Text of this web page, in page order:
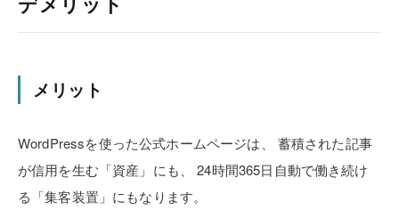
デメリット
メリット
WordPressを使った公式ホームページは、
蓄積された記事
が信用を生む「資産」にも、
24時間365日自動で働き続け
る「集客装置」にもなります。